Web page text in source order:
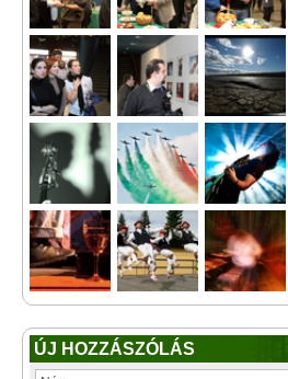
ÚJ HOZZÁSZÓLÁS